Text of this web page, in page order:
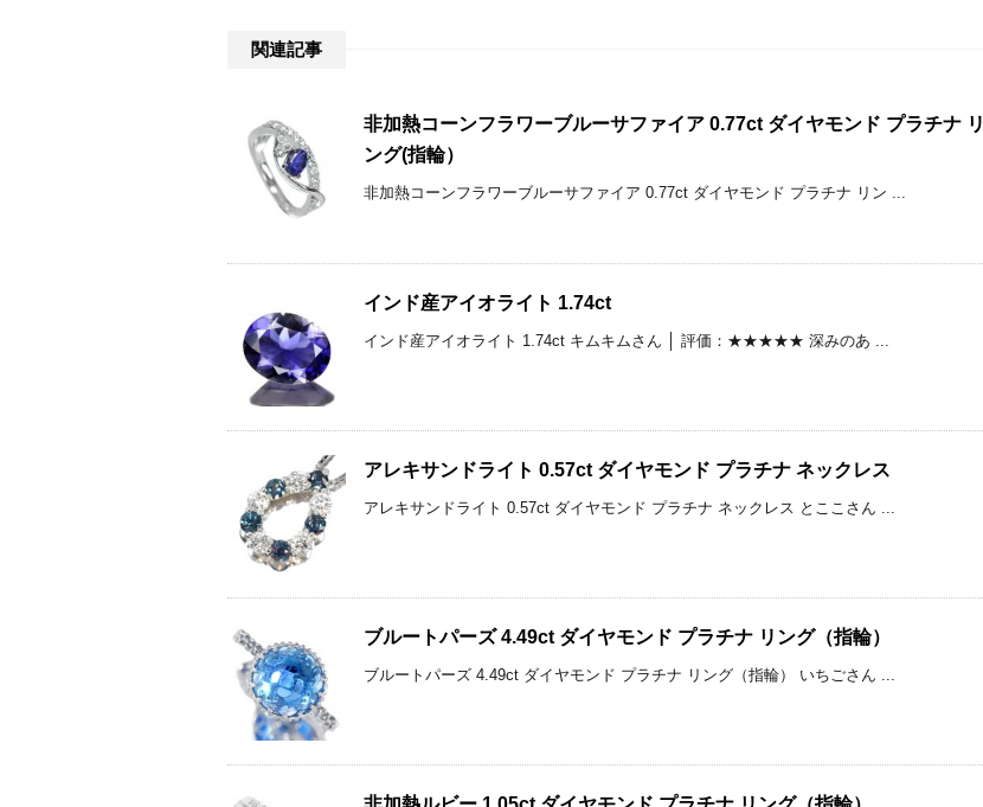
関連記事
非加熱コーンフラワーブルーサファイア 0.77ct ダイヤモンド プラチナ リ
ング(指輪）
非加熱コーンフラワーブルーサファイア 0.77ct ダイヤモンド プラチナ リン ...
インド産アイオライト 1.74ct
インド産アイオライト 1.74ct キムキムさん │ 評価：★★★★★ 深みのあ ...
アレキサンドライト 0.57ct ダイヤモンド プラチナ ネックレス
アレキサンドライト 0.57ct ダイヤモンド プラチナ ネックレス とここさん ...
ブルートパーズ 4.49ct ダイヤモンド プラチナ リング（指輪）
ブルートパーズ 4.49ct ダイヤモンド プラチナ リング（指輪） いちごさん ...